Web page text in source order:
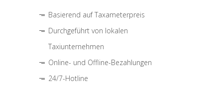
Basierend auf Taxameterpreis
Durchgeführt von lokalen
Taxiunternehmen
Online- und Offline-Bezahlungen
24/7-Hotline